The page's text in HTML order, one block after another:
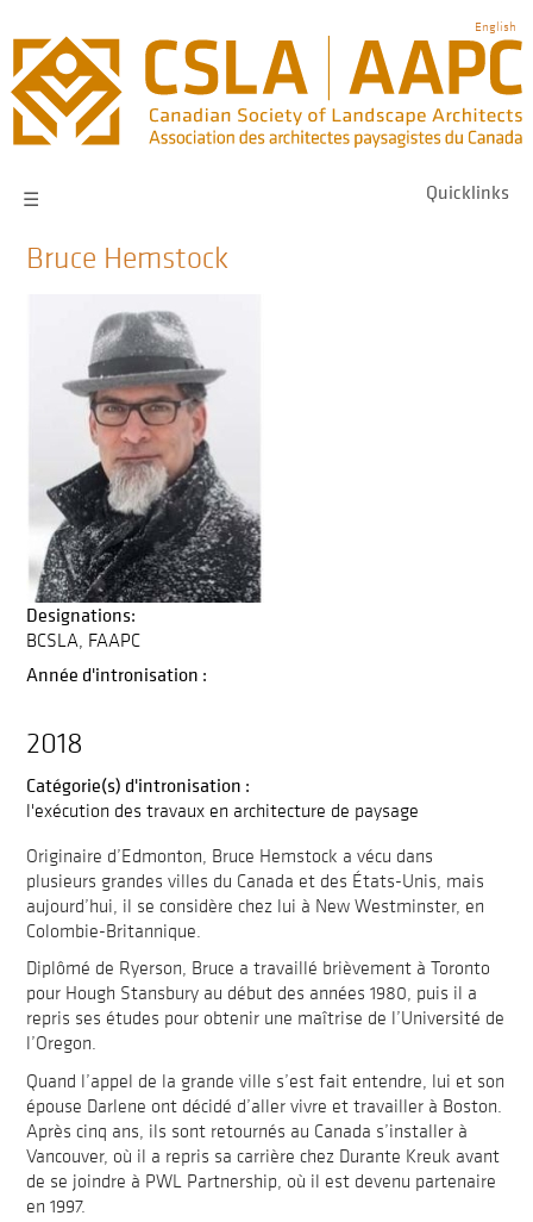
main
navigation
English
Quicklinks
☰
Bruce Hemstock
Designations:
BCSLA FAAPC
Année d'intronisation :
2018
Catégorie(s) d'intronisation :
l'exécution des travaux en architecture de paysage
Originaire d’Edmonton, Bruce Hemstock a vécu dans
plusieurs grandes villes du Canada et des États-Unis, mais
aujourd’hui, il se considère chez lui à New Westminster, en
Colombie-Britannique.
Diplômé de Ryerson, Bruce a travaillé brièvement à Toronto
pour Hough Stansbury au début des années 1980, puis il a
repris ses études pour obtenir une maîtrise de l’Université de
l’Oregon.
Quand l’appel de la grande ville s’est fait entendre, lui et son
épouse Darlene ont décidé d’aller vivre et travailler à Boston.
Après cinq ans, ils sont retournés au Canada s’installer à
Vancouver, où il a repris sa carrière chez Durante Kreuk avant
de se joindre à PWL Partnership, où il est devenu partenaire
en 1997.